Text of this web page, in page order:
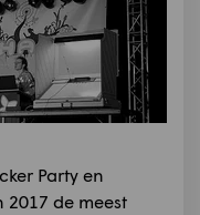
Party en
2017 de meest